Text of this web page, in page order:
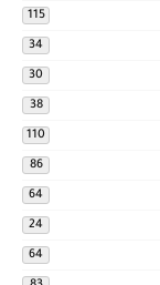
115
34
30
38
110
86
64
24
64